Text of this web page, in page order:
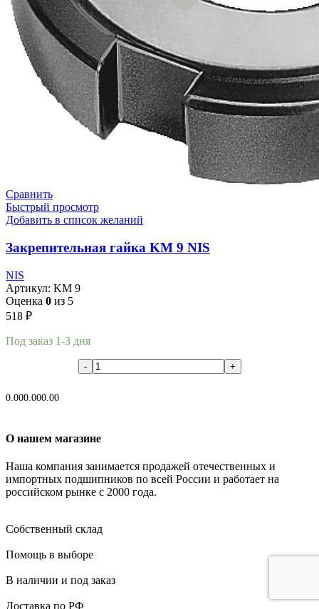
Сравнить
Быстрый просмотр
Добавить в список желаний
Закрепительная гайка KM 9 NIS
NIS
Артикул: KM 9
Оценка 0 из 5
518 ₽
Под заказ 1-3 дня
0.000.000.00
О нашем магазине
Наша компания занимается продажей отечественных и
импортных подшипников по всей России и работает на
российском рынке с 2000 года.
Собственный склад
Помощь в выборе
В наличии и под заказ
Доставка по РФ